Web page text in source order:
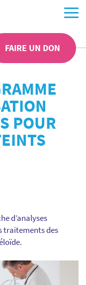
FAIRE UN DON
POUR
d’analyses
traitements des